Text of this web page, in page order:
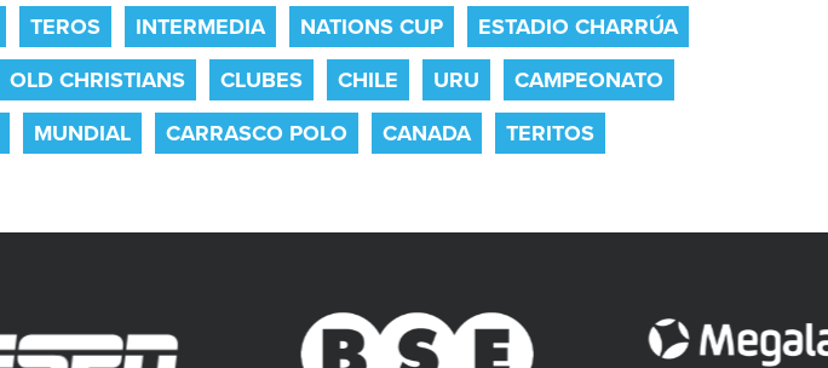
TEROS INTERMEDIA NATIONS CUP
ESTADIO CHARRÚA
OLD CHRISTIANS CLUBES CHILE URU
CAMPEONATO
MUNDIAL CARRASCO POLO CANADA TERITOS